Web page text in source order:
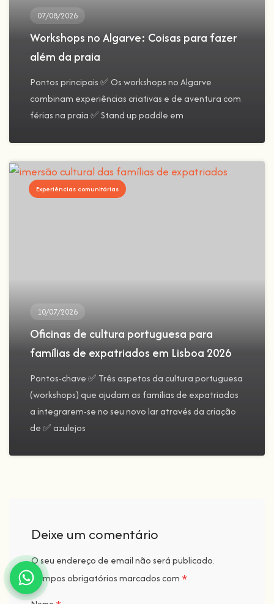
07/08/2026
Workshops no Algarve: Coisas para fazer
além da praia
Pontos principais ✅ Os workshops no Algarve
combinam experiências criativas e de aventura com
férias na praia ✅ Stand up paddle em
Experiências comunitárias
10/07/2026
Oficinas de cultura portuguesa para
famílias de expatriados em Lisboa 2026
Pontos-chave ✅ Três aspetos da cultura portuguesa
(workshops) que ajudam as famílias de expatriados
a integrarem-se no seu novo lar através da criação
de ✅ azulejos
Deixe um comentário
O seu endereço de email não será publicado.
Campos obrigatórios marcados com *